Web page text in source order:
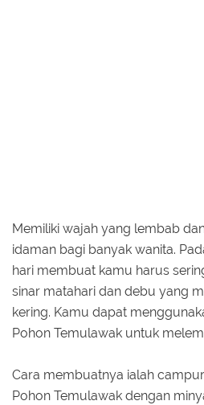
Memiliki wajah yang lembab
idaman bagi banyak wanita.
hari membuat kamu harus
sinar matahari dan debu yang
kering. Kamu dapat
Pohon Temulawak untuk
Cara membuatnya ialah
Pohon Temulawak dengan